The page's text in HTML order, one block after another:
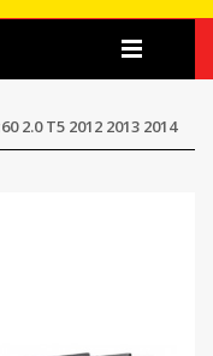
2.0 T5 2012 2013 2014